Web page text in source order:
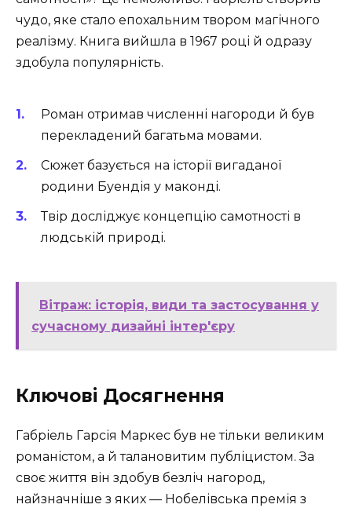
чудо, яке стало епохальним твором магічного
реалізму. Книга вийшла в 1967 році й одразу
здобула популярність.
Роман отримав численні нагороди й був
перекладений багатьма мовами.
Сюжет базується на історії вигаданої
родини Буендія у маконді.
Твір досліджує концепцію самотності в
людській природі.
Вітраж: історія, види та застосування у
сучасному дизайні інтер'єру
Ключові Досягнення
Габріель Гарсія Маркес був не тільки великим
романістом, а й талановитим публіцистом. За
своє життя він здобув безліч нагород,
найзначніше з яких — Нобелівська премія з